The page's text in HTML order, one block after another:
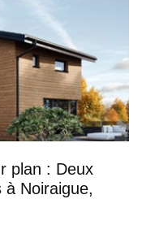
plan : Deux
à Noiraigue,